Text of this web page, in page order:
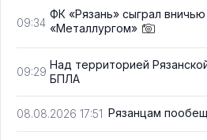
09:34
ФК «Рязань» сыграл
«Металлургом»
09:29
Над территорией
БПЛА
08.08.2026 17:51 Рязанцам